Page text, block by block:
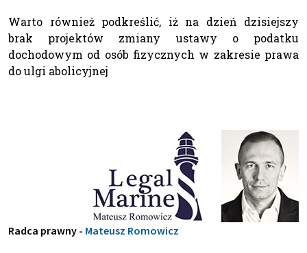
Warto również podkreślić, iż na dzień dzisiejszy
brak projektów zmiany ustawy o podatku
dochodowym od osób fizycznych w zakresie prawa
do ulgi abolicyjnej
Radca prawny - Mateusz Romowicz